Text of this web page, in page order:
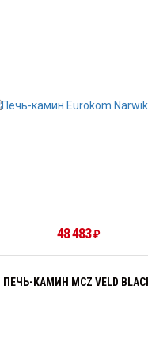
48 483₽
ПЕЧЬ-КАМИН MCZ VELD